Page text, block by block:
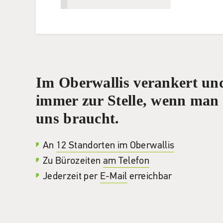
Im Oberwallis verankert
immer zur Stelle, wenn man
uns braucht.
An 12 Standorten im Oberwallis
Zu Bürozeiten am Telefon
Jederzeit per E-Mail erreichbar